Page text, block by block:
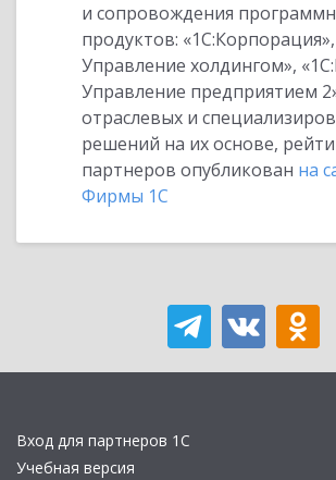
и сопровождения
продуктов: «1С:Корпорация»,
Управление холдингом»,
Управление предприятием
отраслевых и
решений на их основе,
партнеров опубликован на
Фирмы 1С
Вход для партнеров 1С
Учебная версия